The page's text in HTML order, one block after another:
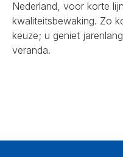
Nederland, voor korte
kwaliteitsbewaking. Zo
keuze; u geniet
veranda.